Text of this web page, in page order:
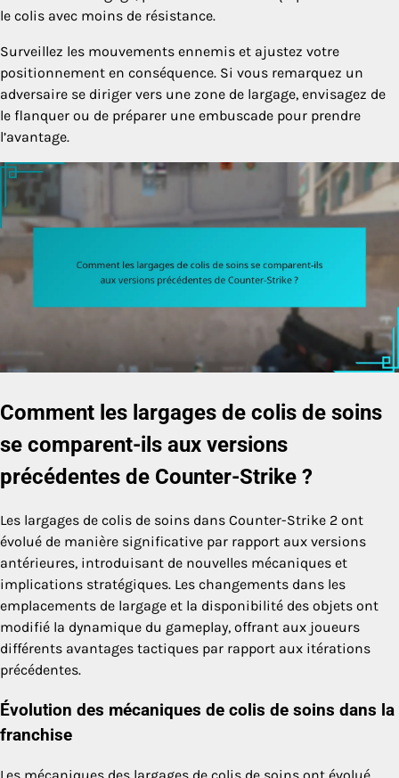
le colis avec moins de résistance.
Surveillez les mouvements ennemis et ajustez votre
positionnement en conséquence. Si vous remarquez un
adversaire se diriger vers une zone de largage, envisagez de
le flanquer ou de préparer une embuscade pour prendre
l’avantage.
Comment les largages de colis de soins
se comparent-ils aux versions
précédentes de Counter-Strike ?
Les largages de colis de soins dans Counter-Strike 2 ont
évolué de manière significative par rapport aux versions
antérieures, introduisant de nouvelles mécaniques et
implications stratégiques. Les changements dans les
emplacements de largage et la disponibilité des objets ont
modifié la dynamique du gameplay, offrant aux joueurs
différents avantages tactiques par rapport aux itérations
précédentes.
Évolution des mécaniques de colis de soins dans la
franchise